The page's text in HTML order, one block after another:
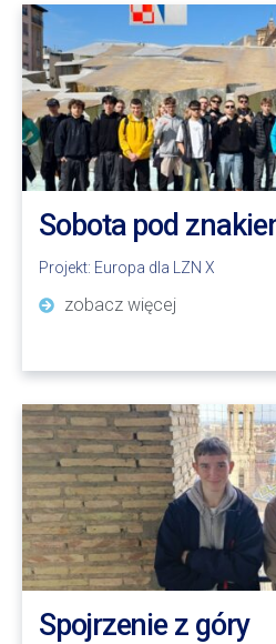
Sobota pod
Projekt: Europa dla LZN X
zobacz więcej
Spojrzenie z góry